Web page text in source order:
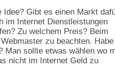
Gibt es einen Markt
im Internet Dienstleistungen
Zu welchem Preis? Beim
zu beachten.
Man sollte etwas wählen wo
nicht im Internet Geld zu